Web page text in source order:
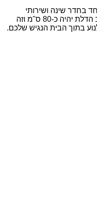
בחדר שינה ושירותי
אורחים, יהיה כ-92 ס"מ. בפועל רוחב הדלת יהיה כ-80 ס"מ וזה
בתוך הבית הנגיש שלכם.